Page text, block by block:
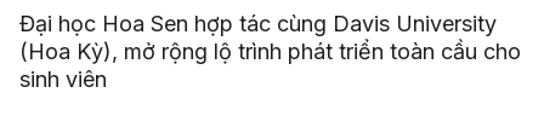
Đại học Hoa Sen hợp tác cùng Davis University
(Hoa Kỳ), mở rộng lộ trình phát triển toàn cầu cho
sinh viên